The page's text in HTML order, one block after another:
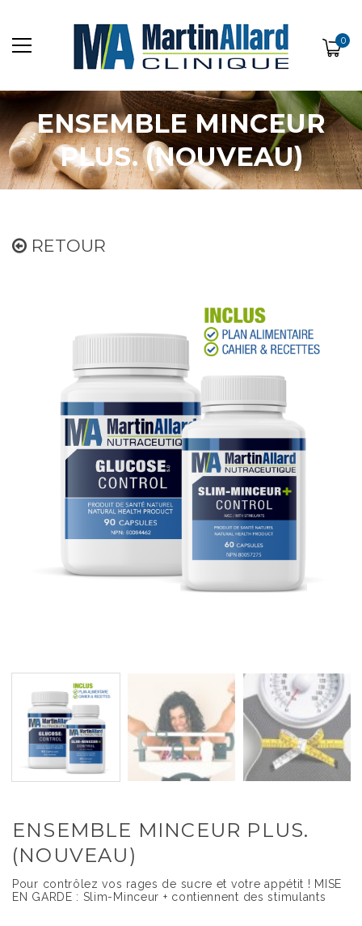
0
ENSEMBLE MINCEUR
PLUS. (NOUVEAU)
RETOUR
ENSEMBLE MINCEUR PLUS.
(NOUVEAU)
Pour contrôlez vos rages de sucre et votre appétit ! MISE
EN GARDE : Slim-Minceur + contiennent des stimulants